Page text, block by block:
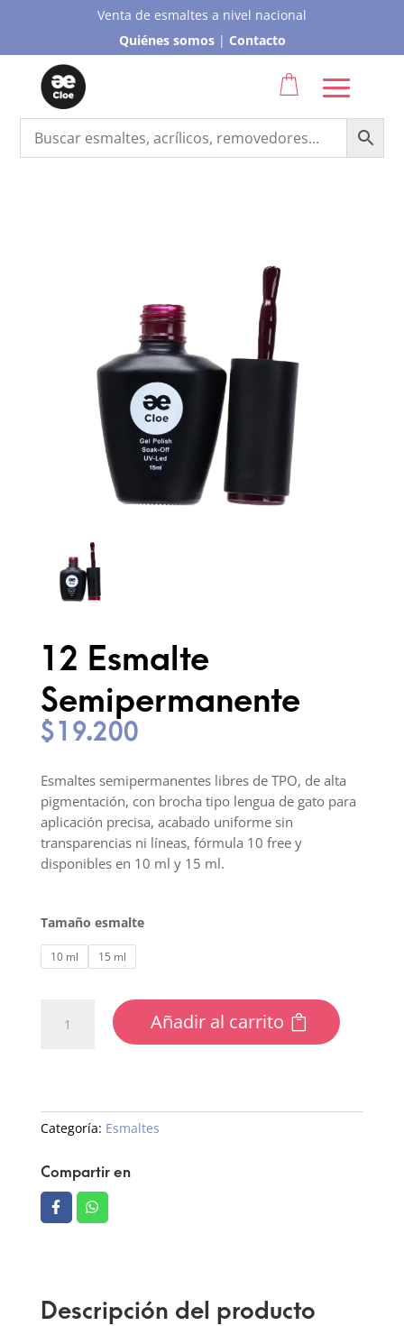
Venta de esmaltes a nivel nacional
Quiénes somos| Contacto
12 Esmalte
Semipermanente
$19.200
Esmaltes semipermanentes libres de TPO, de alta
pigmentación, con brocha tipo lengua de gato para
aplicación precisa, acabado uniforme sin
transparencias ni líneas, fórmula 10 free y
disponibles en 10 ml y 15 ml.
Tamaño esmalte
10 ml 15 ml
Esmalte
Semipermanente
Añadir al carrito
Categoría: Esmaltes
Compartir en
Descripción del producto